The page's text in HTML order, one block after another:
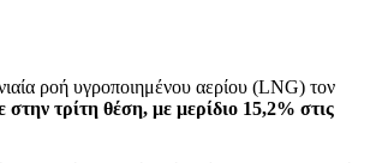
ροή υγροποιημένου αερίου (LNG) τον
τρίτη θέση, με μερίδιο 15,2% στις